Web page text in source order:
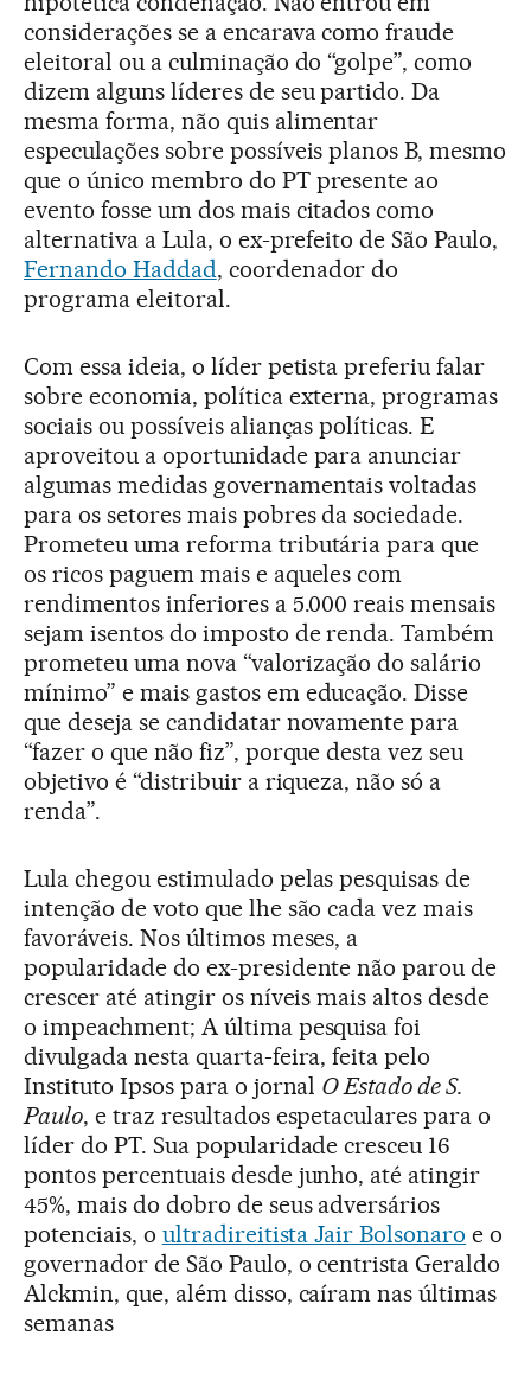
considerações se a encarava como fraude
eleitoral ou a culminação do “golpe”, como
dizem alguns líderes de seu partido. Da
mesma forma, não quis alimentar
especulações sobre possíveis planos B, mesmo
que o único membro do PT presente ao
evento fosse um dos mais citados como
alternativa a Lula, o ex-prefeito de São Paulo,
Fernando Haddad, coordenador do
programa eleitoral.
Com essa ideia, o líder petista preferiu falar
sobre economia, política externa, programas
sociais ou possíveis alianças políticas. E
aproveitou a oportunidade para anunciar
algumas medidas governamentais voltadas
para os setores mais pobres da sociedade.
Prometeu uma reforma tributária para que
os ricos paguem mais e aqueles com
rendimentos inferiores a 5.000 reais mensais
sejam isentos do imposto de renda. Também
prometeu uma nova “valorização do salário
mínimo” e mais gastos em educação. Disse
que deseja se candidatar novamente para
“fazer o que não fiz”, porque desta vez seu
objetivo é “distribuir a riqueza, não só a
renda”.
Lula chegou estimulado pelas pesquisas de
intenção de voto que lhe são cada vez mais
favoráveis. Nos últimos meses, a
popularidade do ex-presidente não parou de
crescer até atingir os níveis mais altos desde
o impeachment; A última pesquisa foi
divulgada nesta quarta-feira, feita pelo
Instituto Ipsos para o jornal O Estado de S.
Paulo, e traz resultados espetaculares para o
líder do PT. Sua popularidade cresceu 16
pontos percentuais desde junho, até atingir
45%, mais do dobro de seus adversários
potenciais, o ultradireitista Jair Bolsonaro e o
governador de São Paulo, o centrista Geraldo
Alckmin, que, além disso, caíram nas últimas
semanas